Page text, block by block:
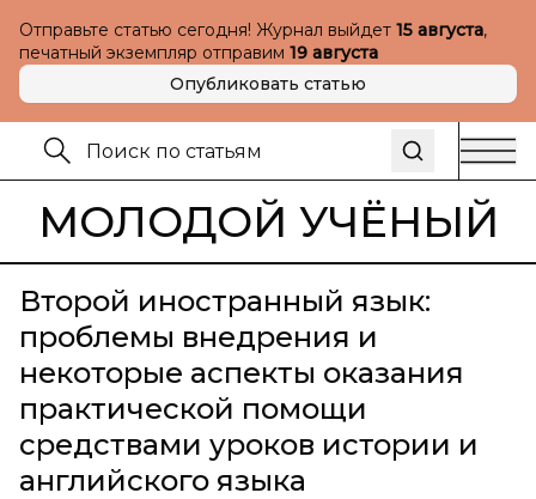
Отправьте статью сегодня! Журнал выйдет 15 августа,
печатный экземпляр отправим 19 августа
Опубликовать статью
МОЛОДОЙ УЧЁНЫЙ
Второй иностранный язык:
проблемы внедрения и
некоторые аспекты оказания
практической помощи
средствами уроков истории и
английского языка